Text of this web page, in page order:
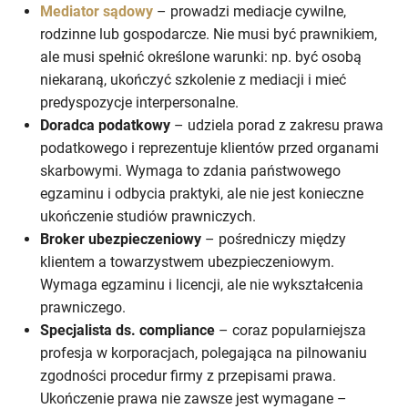
Mediator sądowy – prowadzi mediacje cywilne,
rodzinne lub gospodarcze. Nie musi być prawnikiem,
ale musi spełnić określone warunki: np. być osobą
niekaraną, ukończyć szkolenie z mediacji i mieć
predyspozycje interpersonalne.
Doradca podatkowy – udziela porad z zakresu prawa
podatkowego i reprezentuje klientów przed organami
skarbowymi. Wymaga to zdania państwowego
egzaminu i odbycia praktyki, ale nie jest konieczne
ukończenie studiów prawniczych.
Broker ubezpieczeniowy – pośredniczy między
klientem a towarzystwem ubezpieczeniowym.
Wymaga egzaminu i licencji, ale nie wykształcenia
prawniczego.
Specjalista ds. compliance – coraz popularniejsza
profesja w korporacjach, polegająca na pilnowaniu
zgodności procedur firmy z przepisami prawa.
Ukończenie prawa nie zawsze jest wymagane –